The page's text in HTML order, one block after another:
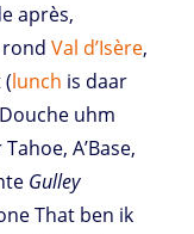
après,
rond Val d’Isère,
lunch is daar
uhm
A’Base,
Gulley
That ben ik